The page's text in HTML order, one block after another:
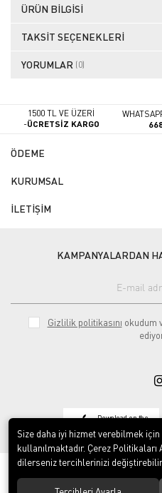
ÜRÜN BILGISI
TAKSIT SEÇENEKLERI
YORUMLAR (0)
1500 TL VE ÜZERİ
-ÜCRETSİZ KARGO
ÖDEME
KURUMSAL
İLETİŞİM
KAMPANYALARDAN
Gizlilik politikasını okudum
Download on the
Size daha iyi hizmet verebilmek
kullanılmaktadır. Çerez Politikaları
dilerseniz tercihlerinizi